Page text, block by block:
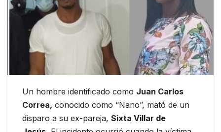
Un hombre identificado como Juan Carlos
Correa, conocido como “Nano”, mató de un
disparo a su ex-pareja, Sixta Villar de